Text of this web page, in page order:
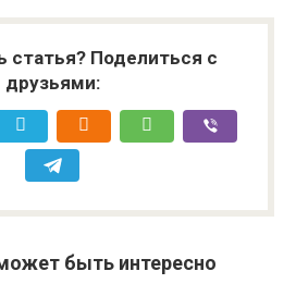
статья? Поделиться с
друзьями:
быть интересно